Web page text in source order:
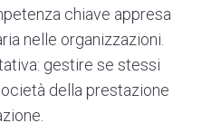
chiave appresa
nelle organizzazioni.
gestire se stessi
della prestazione